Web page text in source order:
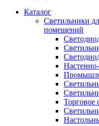
Каталог
Светильники
помещений
Торговое